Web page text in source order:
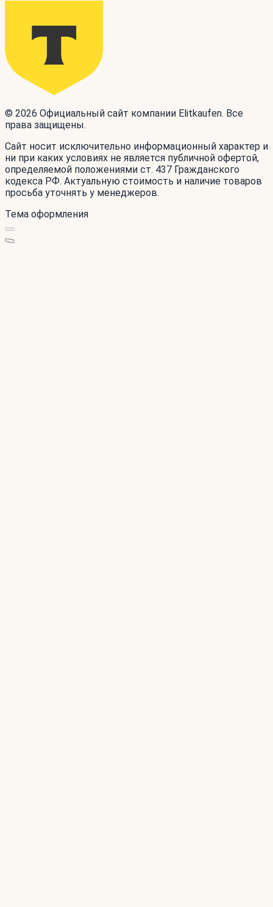
© 2026 Официальный сайт компании Elitkaufen. Все
права защищены.
Сайт носит исключительно информационный характер и
ни при каких условиях не является публичной офертой,
определяемой положениями ст. 437 Гражданского
кодекса РФ. Актуальную стоимость и наличие товаров
просьба уточнять у менеджеров.
Тема оформления